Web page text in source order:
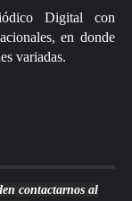
Digital con
en donde
variadas.
contactarnos al